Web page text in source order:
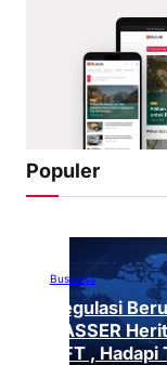
Populer
Business
Regulasi
VASSER
NFT ,